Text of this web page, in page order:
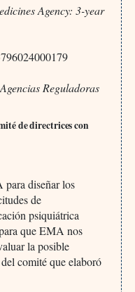
Agency: 3-year
Reguladoras
de directrices con
diseñar los
de
psiquiátrica
que EMA nos
la posible
comité que elaboró